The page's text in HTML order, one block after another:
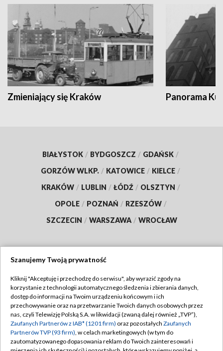
Zmieniający się Kraków Panorama
BIAŁYSTOK / BYDGOSZCZ / GDAŃSK /
GORZÓW WLKP. / KATOWICE / KIELCE /
KRAKÓW / LUBLIN / ŁÓDŹ / OLSZTYN /
OPOLE / POZNAŃ / RZESZÓW /
SZCZECIN / WARSZAWA / WROCŁAW
TVP
Abonament TVP
Emisja w TVP
Centrum informacji TVP
Regulamin TVP
Polityka prywatności
Moje zgody
Szanujemy Twoją prywatność
Kliknij "Akceptuję i przechodzę do serwisu", aby wyrazić zgody na
korzystanie z technologii automatycznego śledzenia i zbierania danych,
dostęp do informacji na Twoim urządzeniu końcowym i ich
przechowywanie oraz na przetwarzanie Twoich danych osobowych przez
nas, czyli Telewizję Polską S.A. w likwidacji (zwaną dalej również „TVP”),
Zaufanych Partnerów z IAB* (1201 firm) oraz pozostałych Zaufanych
Partnerów TVP (93 firm), w celach marketingowych (w tym do
zautomatyzowanego dopasowania reklam do Twoich zainteresowań i